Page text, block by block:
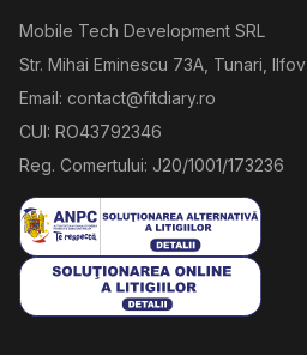
Mobile Tech Development SRL
Str. Mihai Eminescu 73A, Tunari, Ilfov
Email: contact@fitdiary.ro
CUI: RO43792346
Reg. Comertului: J20/1001/173236